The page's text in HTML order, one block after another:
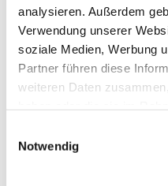
analysieren. Außerdem
Verwendung unserer
soziale Medien, Werbung
Partner führen diese
weiteren Daten
Notwendig